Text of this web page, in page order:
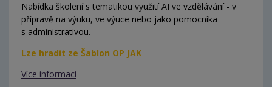
Nabídka školení s tematikou využití AI ve vzdělávání - v
přípravě na výuku, ve výuce nebo jako pomocníka
s administrativou.
Lze hradit ze Šablon OP JAK
Více informací